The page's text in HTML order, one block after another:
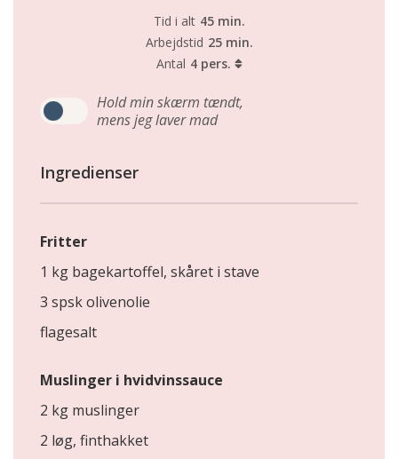
Tid i alt 45 min.
Arbejdstid 25 min.
Antal 4 pers.
Hold min skærm tændt,
mens jeg laver mad
Ingredienser
Fritter
1 kg bagekartoffel, skåret i stave
3 spsk olivenolie
flagesalt
Muslinger i hvidvinssauce
2 kg muslinger
2 løg, finthakket